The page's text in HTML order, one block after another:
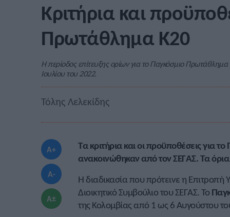
Κριτήρια και
Πρωτάθλημα Κ20
Η περίοδος επίτευξης ορίων για το Παγκόσμιο
Ιουλίου του 2022.
Τόλης Λελεκίδης
A+
A-
A±
Τα κριτήρια και οι προϋποθέσεις για
ανακοινώθηκαν από τον ΣΕΓΑΣ. Τα
Η διαδικασία που πρότεινε η
Διοικητικό Συμβούλιο του ΣΕΓΑΣ. Το
της Κολομβίας από 1 ως 6 Αυγούστου